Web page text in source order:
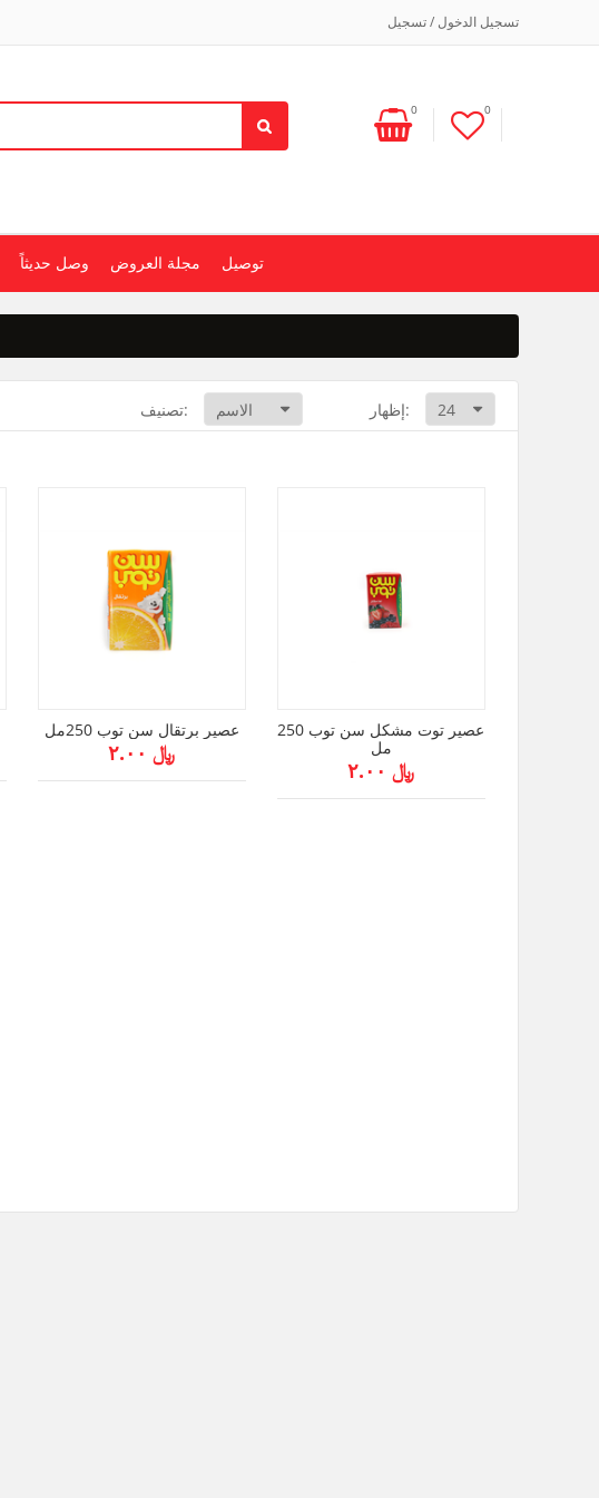
تسجيل الدخول / تسجيل
0 0
وصل حديثاً مجلة العروض توصيل
تصنيف: إظهار:
عصير برتقال سن توب 250مل
﷼ ۲.۰۰
عصير توت مشكل سن توب 250
مل
﷼ ۲.۰۰